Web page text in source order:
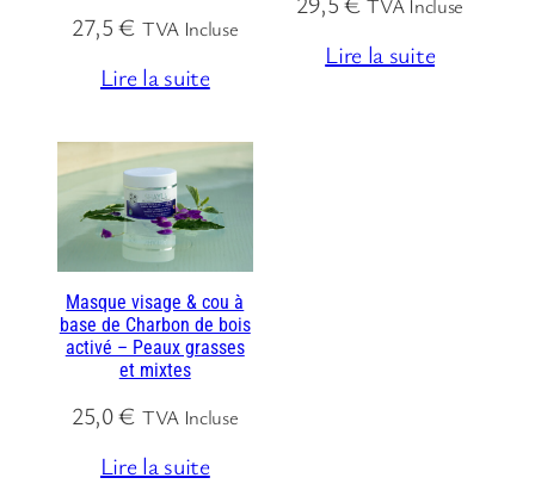
27,5€ TVA Incluse
Lire la suite
Lire la suite
Masque visage & cou à
base de Charbon de bois
activé – Peaux grasses
et mixtes
25,0€ TVA Incluse
Lire la suite